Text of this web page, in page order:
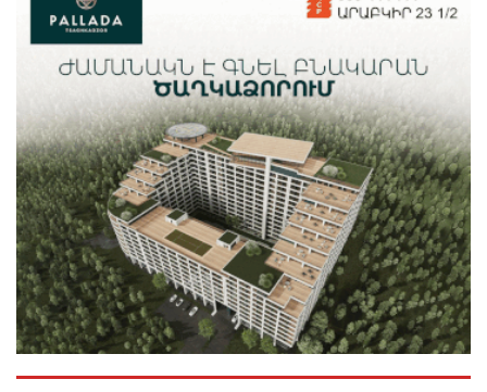
Կեղծ էջով քաղաքացիներին առաջարկվում է
մասնակցել խաղարկության․ զգուշացում
6 ժամ առաջ
Հարավային Լիբանանում պայթյունի հետևանքով
զոհվել է առնվազն երկու իսրայելցի զինծառայող
6 ժամ առաջ
Բախվել են «Jeep»-ն ու «Ford»-ը. կա 4 վիրավոր
6 ժամ առաջ
Խոշոր հրդեհ՝ Գավառի Արծվաքար թաղամասի